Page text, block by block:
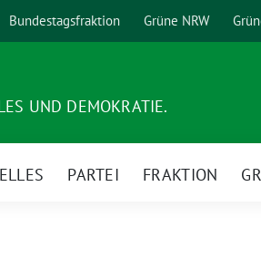
Bundestagsfraktion Grüne NRW
UND DEMOKRATIE.
PARTEI FRAKTION